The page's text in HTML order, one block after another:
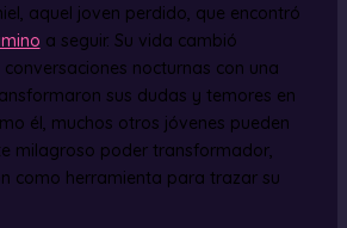
aquel joven perdido, que encontró
a seguir. Su vida cambió
nocturnas con una
sus dudas y temores en
él, muchos otros jóvenes pueden
milagroso poder transformador,
como herramienta para trazar su